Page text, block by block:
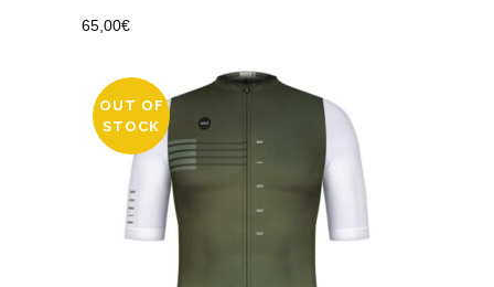
65,00€
OUT OF
STOCK